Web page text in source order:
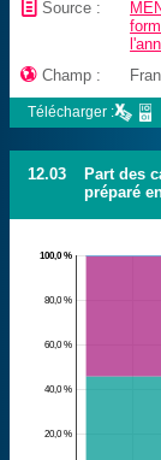
📄 Source :
 Champ :
Télécharger :
12.03
Part des
préparé
20,0 %
40,0 %
60,0 %
80,0 %
100,0 %